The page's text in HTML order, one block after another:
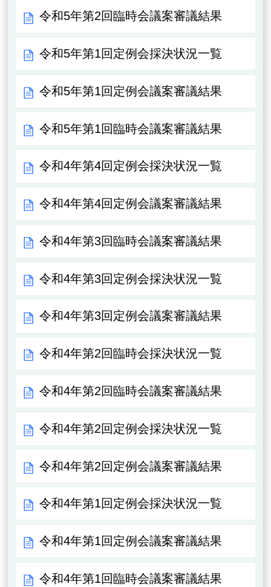
令和5年第2回臨時会議案審議結果
令和5年第1回定例会採決状況一覧
令和5年第1回定例会議案審議結果
令和5年第1回臨時会議案審議結果
令和4年第4回定例会採決状況一覧
令和4年第4回定例会議案審議結果
令和4年第3回臨時会議案審議結果
令和4年第3回定例会採決状況一覧
令和4年第3回定例会議案審議結果
令和4年第2回臨時会採決状況一覧
令和4年第2回臨時会議案審議結果
令和4年第2回定例会採決状況一覧
令和4年第2回定例会議案審議結果
令和4年第1回定例会採決状況一覧
令和4年第1回定例会議案審議結果
令和4年第1回臨時会議案審議結果